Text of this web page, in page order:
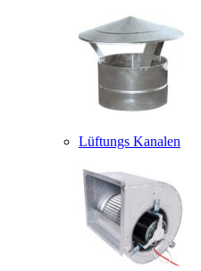
Lüftungs Kanalen